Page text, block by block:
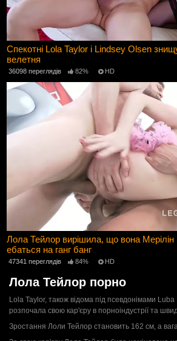
Спекотні Lola Taylor і Lindsey Olsen
велетня
36098 переглядів 82% HD
Лола Тейлор вирішила, що вона Мерілін
ебаться на ганг банг
47341 переглядів 84% HD
Лола Тейлор порно
Lola Taylor, також відома під псевдонімами
розпочала свою кар'єру в порноіндустрії та
Зростання Лоли Тейлор становить 162 см, а